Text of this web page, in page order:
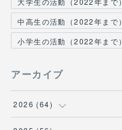
中高生の活動（2022年まで）
小学生の活動（2022年まで）
アーカイブ
2026 (64)